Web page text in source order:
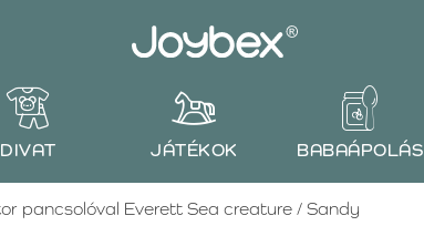
DIVAT JÁTÉKOK BABAÁPOLÁS
pancsolóval Everett Sea creature / Sandy